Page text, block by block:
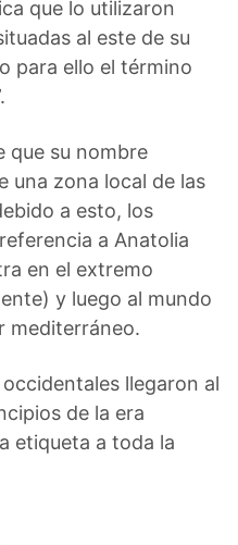
que lo utilizaron
al este de su
para ello el término
que su nombre
una zona local de las
a esto, los
a Anatolia
en el extremo
y luego al mundo
mediterráneo.
llegaron al
de la era
etiqueta a toda la